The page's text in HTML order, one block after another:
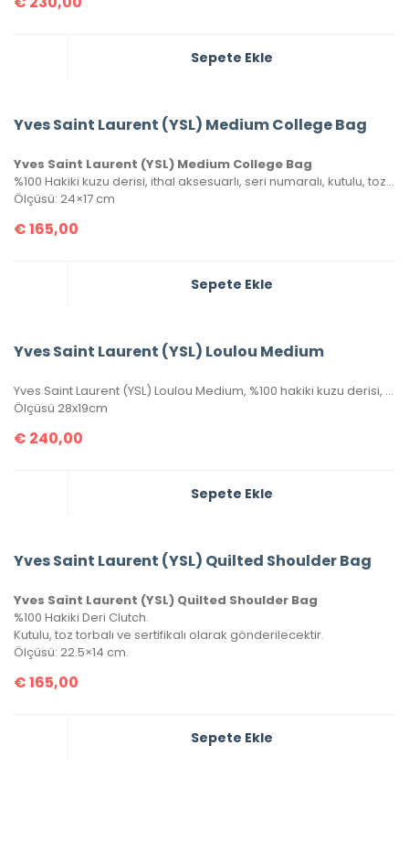
Sepete Ekle
Yves Saint Laurent (YSL) Medium College Bag
Yves Saint Laurent (YSL) Medium College Bag
%100 Hakiki kuzu derisi, ithal aksesuarlı, seri numaralı, kutulu, toz torbalı ve sertifikalı olarak gönderilecektir.
Ölçüsü: 24×17 cm
€165,00
Sepete Ekle
Yves Saint Laurent (YSL) Loulou Medium
Yves Saint Laurent (YSL) Loulou Medium, %100 hakiki kuzu derisi, seri numaralı, kutulu, toz torbalı ve sertifikalıdır.
Ölçüsü 28x19cm
€ 240,00
Sepete Ekle
Yves Saint Laurent (YSL) Quilted Shoulder Bag
Yves Saint Laurent (YSL) Quilted Shoulder Bag
%100 Hakiki Deri Clutch.
Kutulu, toz torbalı ve sertifikalı olarak gönderilecektir.
Ölçüsü: 22.5×14 cm.
€165,00
Sepete Ekle